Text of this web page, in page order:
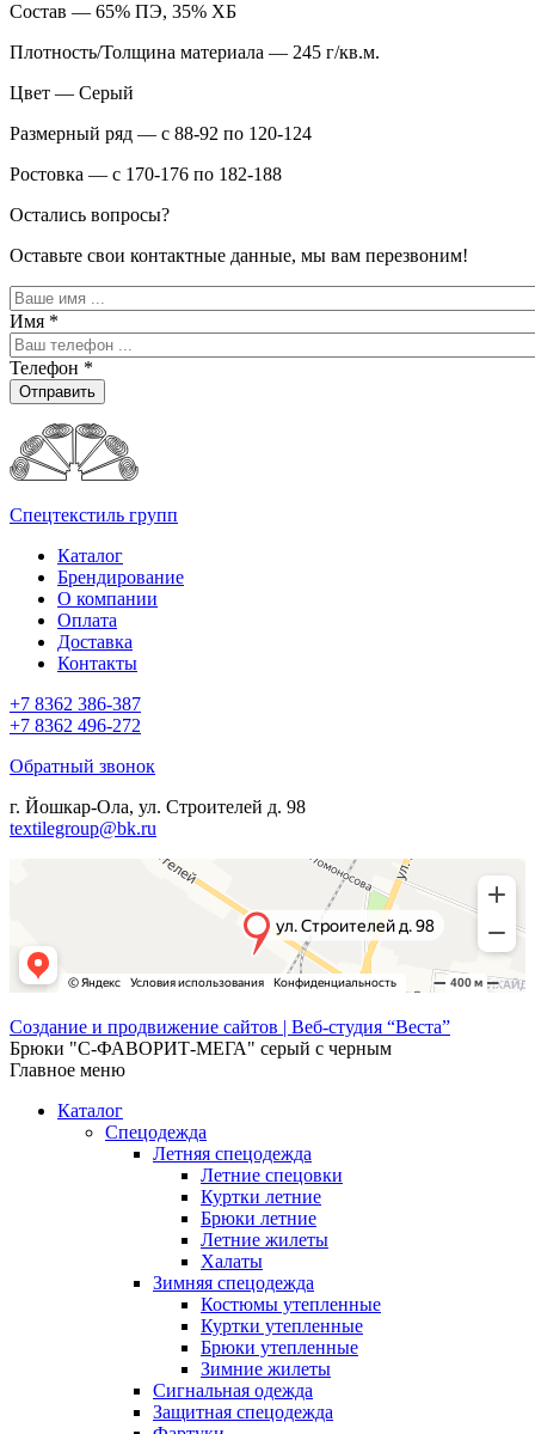
Состав — 65% ПЭ, 35% ХБ
Плотность/Толщина материала — 245 г/кв.м.
Цвет — Серый
Размерный ряд — с 88-92 по 120-124
Ростовка — с 170-176 по 182-188
Остались вопросы?
Оставьте свои контактные данные, мы вам перезвоним!
Имя *
Телефон *
Отправить
Спецтекстиль групп
Каталог
Брендирование
О компании
Оплата
Доставка
Контакты
+7 8362 386-387
+7 8362 496-272
Обратный звонок
г. Йошкар-Ола, ул. Строителей д. 98
textilegroup@bk.ru
Создание и продвижение сайтов | Веб-студия “Веста”
Брюки "С-ФАВОРИТ-МЕГА" серый с черным
Главное меню
Каталог
Спецодежда
Летняя спецодежда
Летние спецовки
Куртки летние
Брюки летние
Летние жилеты
Халаты
Зимняя спецодежда
Костюмы утепленные
Куртки утепленные
Брюки утепленные
Зимние жилеты
Сигнальная одежда
Защитная спецодежда